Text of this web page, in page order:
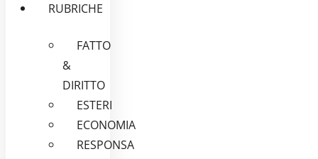
RUBRICHE
FATTO
&
DIRITTO
ESTERI
ECONOMIA
RESPONSA